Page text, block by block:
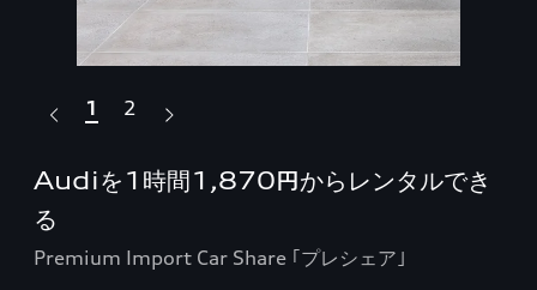
Audiを1時間1,870円からレンタルでき
る
Premium Import Car Share ｢プレシェア｣
1 2